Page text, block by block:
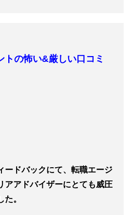
トの怖い&厳しい口コミ
ードバックにて、転職エージ
アアドバイザーにとても威圧
。